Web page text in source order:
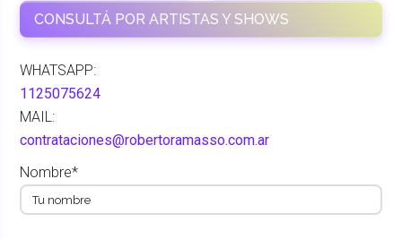
CONSULTÁ POR ARTISTAS Y SHOWS
WHATSAPP:
1125075624
MAIL:
contrataciones@robertoramasso.com.ar
Nombre*